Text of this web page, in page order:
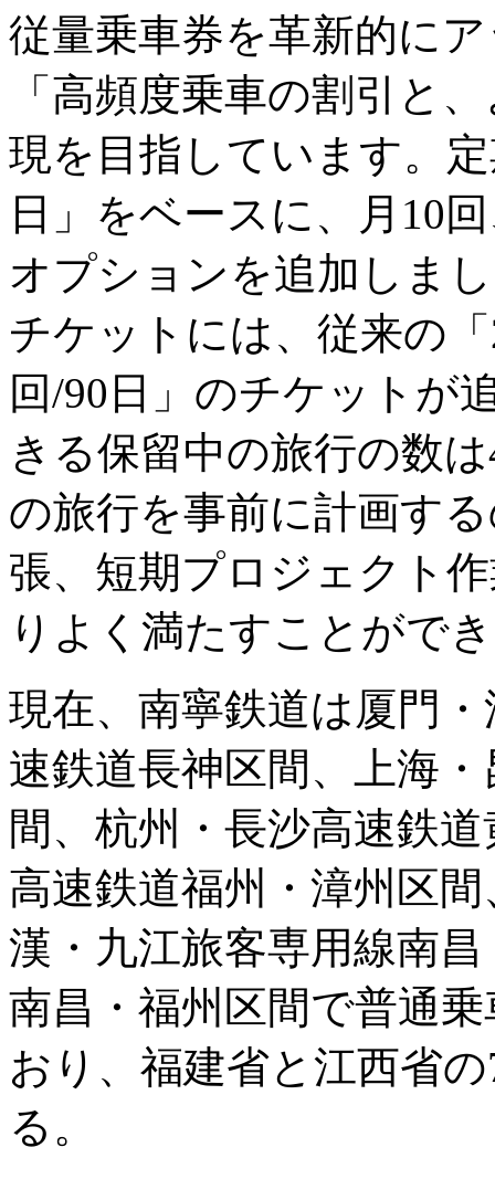
従量乗車券を革新的に
「高頻度乗車の割引と
現を目指しています。
日」をベースに、月10
オプションを追加しま
チケットには、従来の
回/90日」のチケットが
きる保留中の旅行の数
の旅行を事前に計画す
張、短期プロジェクト
りよく満たすことがで
現在、南寧鉄道は厦門
速鉄道長神区間、上海
間、杭州・長沙高速鉄
高速鉄道福州・漳州区
漢・九江旅客専用線南
南昌・福州区間で普通
おり、福建省と江西省
る。